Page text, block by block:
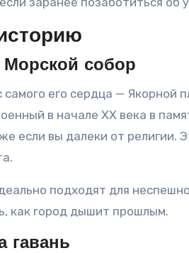
собор
самого его сердца —
в начале XX века в
если вы далеки от
подходят для
как город дышит прошлым.
гавань